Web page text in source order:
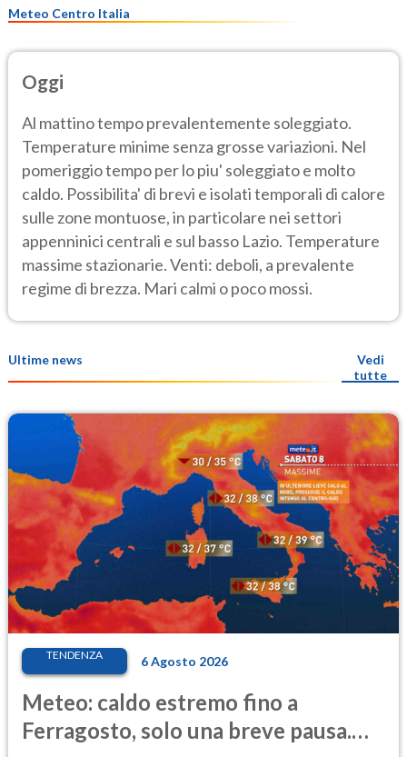
Meteo Centro Italia
Oggi
Al mattino tempo prevalentemente soleggiato.
Temperature minime senza grosse variazioni. Nel
pomeriggio tempo per lo piu' soleggiato e molto
caldo. Possibilita' di brevi e isolati temporali di calore
sulle zone montuose, in particolare nei settori
appenninici centrali e sul basso Lazio. Temperature
massime stazionarie. Venti: deboli, a prevalente
regime di brezza. Mari calmi o poco mossi.
Ultime news
Vedi
tutte
TENDENZA 6 Agosto 2026
Meteo: caldo estremo fino a
Ferragosto, solo una breve pausa.